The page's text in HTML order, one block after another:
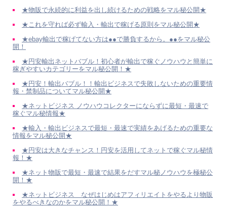
★物販で永続的に利益を出し続けるための戦略をマル秘公開★
★これを守れば必ず輸入・輸出で稼げる原則をマル秘公開★
★ebay輸出で稼げてない方は●●で勝負するから。●●をマル秘公
開！
★円安輸出ネットバブル！初心者が輸出で稼ぐノウハウと簡単に
稼ぎやすいカテゴリーをマル秘公開！★
★円安！輸出バブル！！輸出ビジネスで失敗しないための重要情
報・禁制品についてマル秘公開★
★ネットビジネス ノウハウコレクターにならずに最短・最速で
稼ぐマル秘情報★
★輸入・輸出ビジネスで最短・最速で実績をあげるための重要な
情報をマル秘公開★
★円安は大きなチャンス！円安を活用してネットで稼ぐマル秘情
報！★
★ネット物販で最短・最速で結果をだすマル秘ノウハウを極秘公
開！★
★ネットビジネス なぜはじめはアフィリエイトをやるより物販
をやるべきなのかをマル秘公開！★